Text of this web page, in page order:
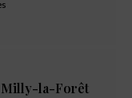
Milly-la-Forêt